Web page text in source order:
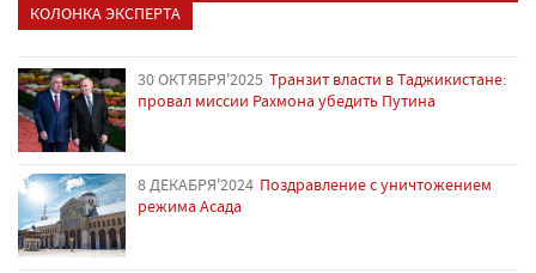
КОЛОНКА ЭКСПЕРТА
30 ОКТЯБРЯ'2025 Транзит власти в Таджикистане:
провал миссии Рахмона убедить Путина
8 ДЕКАБРЯ'2024 Поздравление с уничтожением
режима Асада